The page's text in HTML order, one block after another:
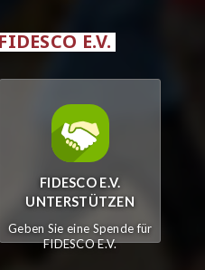
E.V.
FIDESCO E.V.
UNTERSTÜTZEN
Geben Sie eine Spende für
FIDESCO E.V.